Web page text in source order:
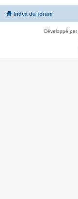
Index du forum
Développé par